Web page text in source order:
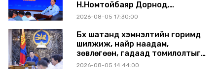
Н.Номтойбаяр Дорнод,
Сүхбаатар аймагт ажиллав
2026-08-05 17:30:00
Бүх шатанд хэмнэлтийн горимд
шилжиж, найр наадам,
зөвлөгөөн, гадаад томилолтыг
хориглолоо
2026-08-05 14:44:00